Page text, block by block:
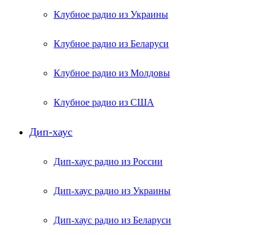
Клубное радио из Украины
Клубное радио из Беларуси
Клубное радио из Молдовы
Клубное радио из США
Дип-хаус
Дип-хаус радио из России
Дип-хаус радио из Украины
Дип-хаус радио из Беларуси